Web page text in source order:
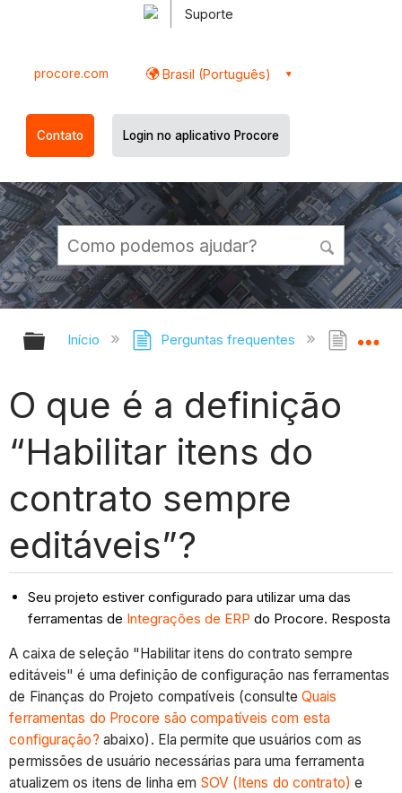
Suporte
procore.com Brasil (Português)
Contato Login no aplicativo Procore
Expandir/recolher hierarquia
Início Perguntas frequentes O
O que é a definição
“Habilitar itens do
contrato sempre
editáveis”?
Seu projeto estiver configurado para utilizar uma das
ferramentas de Integrações de ERP do Procore. Resposta
A caixa de seleção "Habilitar itens do contrato sempre
editáveis" é uma definição de configuração nas ferramentas
de Finanças do Projeto compatíveis (consulte Quais
ferramentas do Procore são compatíveis com esta
configuração? abaixo). Ela permite que usuários com as
permissões de usuário necessárias para uma ferramenta
atualizem os itens de linha em SOV (Itens do contrato) e